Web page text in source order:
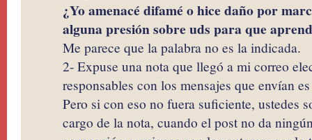
¿Yo amenacé difamé o hice daño por
alguna presión sobre uds para que
Me parece que la palabra no es la indicada.
2- Expuse una nota que llegó a mi correo
responsables con los mensajes que envían
Pero si con eso no fuera suficiente, ustedes
cargo de la nota, cuando el post no da